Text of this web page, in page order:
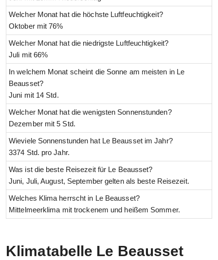
Welcher Monat hat die höchste Luftfeuchtigkeit?
Oktober mit 76%
Welcher Monat hat die niedrigste Luftfeuchtigkeit?
Juli mit 66%
In welchem Monat scheint die Sonne am meisten in Le
Beausset?
Juni mit 14 Std.
Welcher Monat hat die wenigsten Sonnenstunden?
Dezember mit 5 Std.
Wieviele Sonnenstunden hat Le Beausset im Jahr?
3374 Std. pro Jahr.
Was ist die beste Reisezeit für Le Beausset?
Juni, Juli, August, September gelten als beste Reisezeit.
Welches Klima herrscht in Le Beausset?
Mittelmeerklima mit trockenem und heißem Sommer.
Klimatabelle Le Beausset